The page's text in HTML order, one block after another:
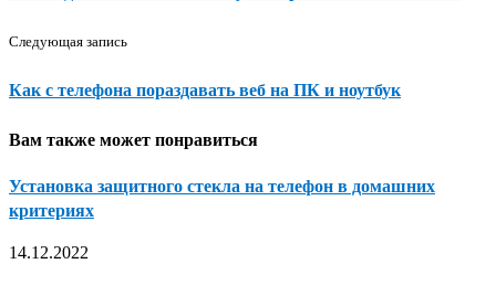
Следующая запись
Как с телефона пораздавать веб на ПК и ноутбук
Вам также может понравиться
Установка защитного стекла на телефон в домашних
критериях
14.12.2022